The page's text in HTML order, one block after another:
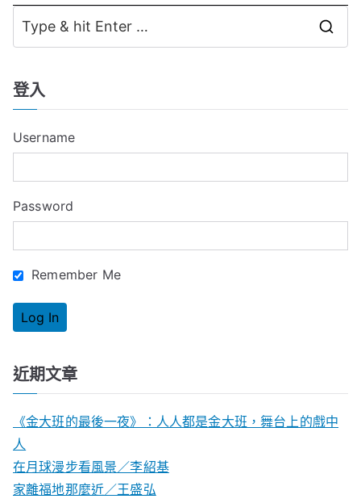
導
覽
h
r
登入
Username
Password
Remember Me
近期文章
《金大班的最後一夜》：人人都是金大班，舞台上的戲中
人
在月球漫步看風景／李紹基
家離福地那麼近／王盛弘